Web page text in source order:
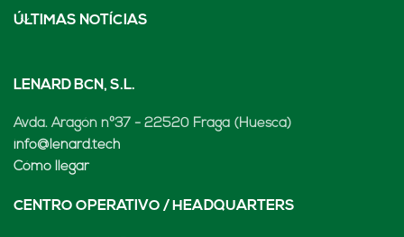
ÚLTIMAS NOTÍCIAS
LENARD BCN, S.L.
Avda. Aragón nº37 - 22520 Fraga (Huesca)
info@lenard.tech
Cómo llegar
CENTRO OPERATIVO / HEADQUARTERS